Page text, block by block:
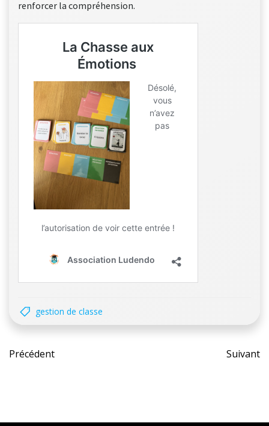
renforcer la compréhension.
gestion de classe
Post
Précédent Suivant